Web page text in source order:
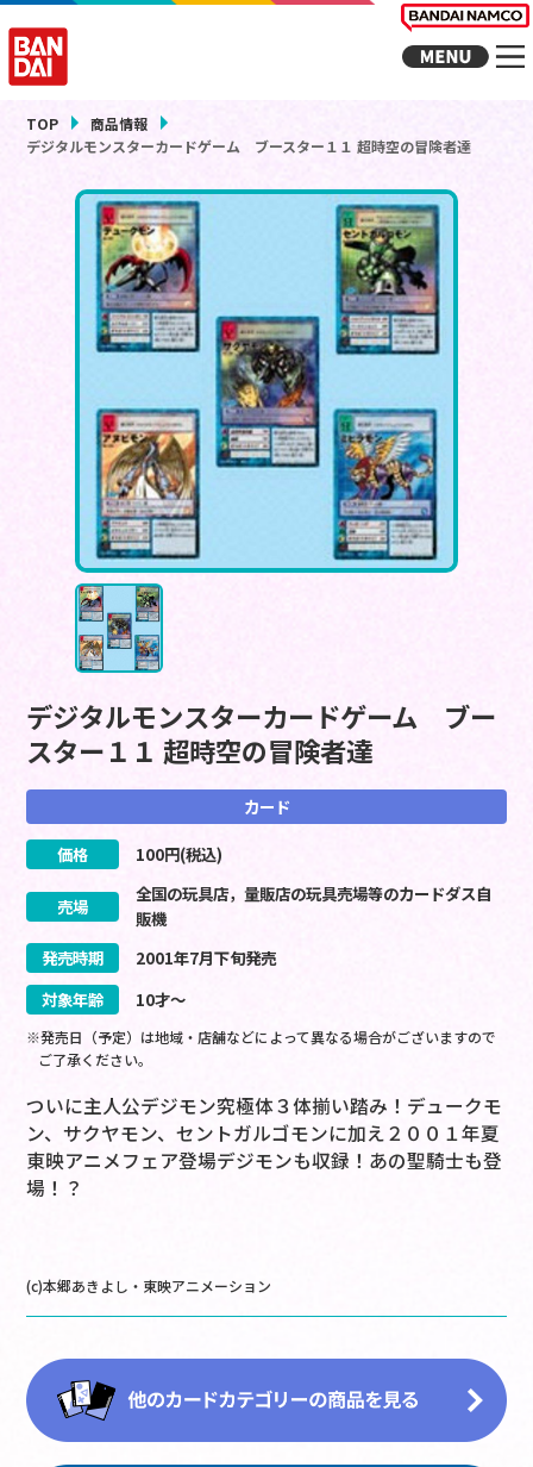
TOP
商品情報
デジタルモンスターカードゲーム ブースター１１ 超時空の冒険者達
デジタルモンスターカードゲーム ブー
スター１１ 超時空の冒険者達
カード
価格 100円(税込)
売場
全国の玩具店，量販店の玩具売場等のカードダス自
販機
発売時期
2001年7月下旬発売
対象年齢
10才～
※発売日（予定）は地域・店舗などによって異なる場合がございますので
ご了承ください。
ついに主人公デジモン究極体３体揃い踏み！デュークモ
ン、サクヤモン、セントガルゴモンに加え２００１年夏
東映アニメフェア登場デジモンも収録！あの聖騎士も登
場！？
(c)本郷あきよし・東映アニメーション